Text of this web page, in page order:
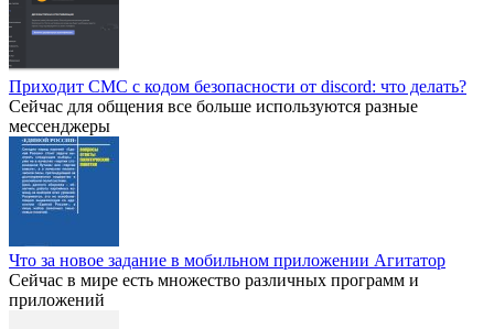
Приходит СМС с кодом безопасности от discord: что делать?
Сейчас для общения все больше используются разные
мессенджеры
Что за новое задание в мобильном приложении Агитатор
Сейчас в мире есть множество различных программ и
приложений